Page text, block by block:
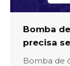
Bomba
precisa
Bomba de